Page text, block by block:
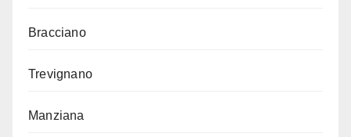
Bracciano
Trevignano
Manziana